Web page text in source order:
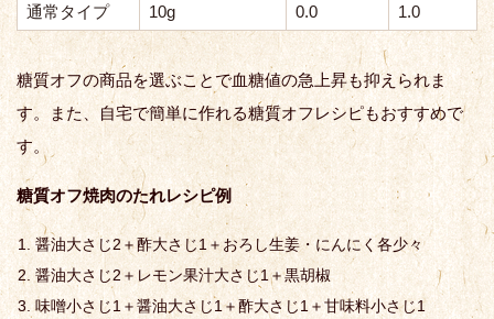
通常タイプ
10g 0.0 1.0
糖質オフの商品を選ぶことで血糖値の急上昇も抑えられま
す。また、自宅で簡単に作れる糖質オフレシピもおすすめで
す。
糖質オフ焼肉のたれレシピ例
醤油大さじ2＋酢大さじ1＋おろし生姜・にんにく各少々
醤油大さじ2＋レモン果汁大さじ1＋黒胡椒
味噌小さじ1＋醤油大さじ1＋酢大さじ1＋甘味料小さじ1